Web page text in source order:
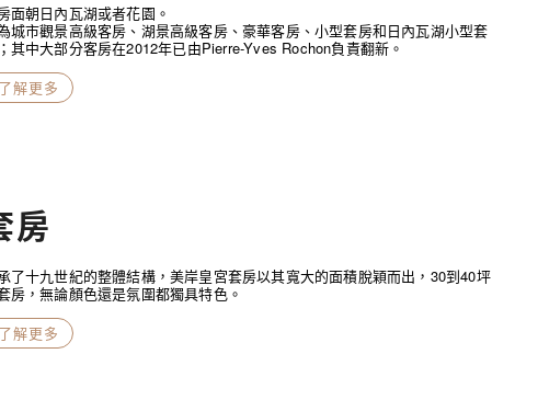
面朝日內瓦湖或者花園。
城市觀景高級客房、湖景高級客房、豪華客房、小型套房和日內瓦湖小型套
其中大部分客房在2012年已由Pierre-Yves Rochon負責翻新。
了解更多
房
了十九世紀的整體結構，美岸皇宮套房以其寬大的面積脫穎而出，30到40坪
房，無論顏色還是氛圍都獨具特色。
了解更多